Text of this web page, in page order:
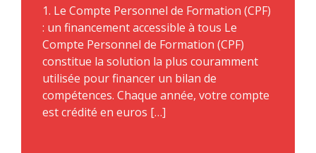
1. Le Compte Personnel de Formation (CPF)
: un financement accessible à tous Le
Compte Personnel de Formation (CPF)
constitue la solution la plus couramment
utilisée pour financer un bilan de
compétences. Chaque année, votre compte
est crédité en euros […]